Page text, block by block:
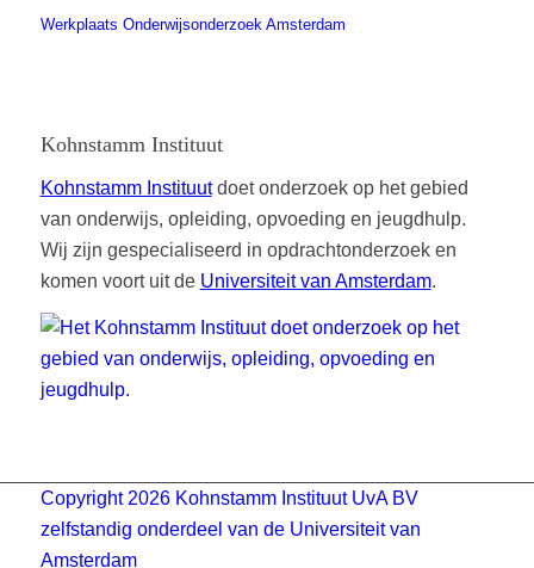
Werkplaats Onderwijsonderzoek Amsterdam
Kohnstamm Instituut
Kohnstamm Instituutdoet onderzoek op het gebied
van onderwijs, opleiding, opvoeding en jeugdhulp.
Wij zijn gespecialiseerd in opdrachtonderzoek en
komen voort uit de Universiteit van Amsterdam.
Copyright 2026 Kohnstamm Instituut UvA BV
zelfstandig onderdeel van de Universiteit van
Amsterdam